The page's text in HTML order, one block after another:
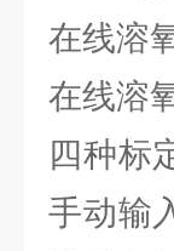
在线溶
在线溶
四种标
手动输